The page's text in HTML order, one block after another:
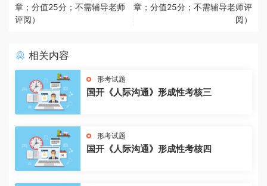
章；分值25分；不需辅导老师
评阅）
章；分值25分；不需辅导老师评
阅）
相关内容
形考试题
国开《人际沟通》形成性考核三
形考试题
国开《人际沟通》形成性考核四